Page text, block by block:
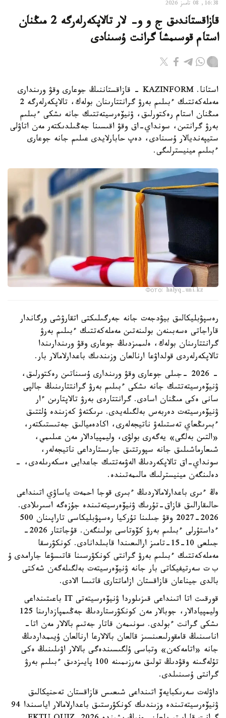
16:38, 08 تامىز 2026
قازاقستاندىق ج و و- لار تالاپكەرلەرگە 2 مىڭنان
استام قوسىمشا گرانت ۇسىنادى
استانا. KAZINFORM - قازاقستاننىڭ جوعارى وقۋ ورىندارى
مەملەكەتتىك ءبىلىم بەرۋ گرانتتارىنان بولەك، تالاپكەرلەرگە 2
مىڭنان استام رەكتورلىق، ۋنيۆەرسيتەتتىك جانە ىشكى ءبىلىم
بەرۋ گرانتىن، سونداي-اق وقۋ اقىسىنا جەڭىلدىكتەر مەن اتاۋلى
ستيپەنديالار ۇسىنادى، دەپ حابارلايدى عىلىم جانە جوعارى
ءبىلىم مينيسترلىگى.
Фото: halyq-uni.kz
رەسپۋبليكالىق بيۋدجەت جانە جەرگىلىكتى اتقارۋشى ورگاندار
قاراجاتى ەسەبىنەن بولىنەتىن مەملەكەتتىك ءبىلىم بەرۋ
گرانتتارىنان بولەك، ەلىمىزدىڭ جوعارى وقۋ ورىندارىندا
تالاپكەرلەردى قولداۋعا ارنالعان وزىندىك باعدارلامالار بار.
- 2026 -جىلى جوعارى وقۋ ورىندارى ۇسىناتىن رەكتورلىق،
ۋنيۆەرسيتەتتىك جانە ىشكى ءبىلىم بەرۋ گرانتتارىنىڭ جالپى
سانى ەكى مىڭنان اسادى. گرانتتاردى بەرۋ تالاپتارىن ءار
ۋنيۆەرسيتەت دەربەس بەلگىلەيدى. ىرىكتەۋ كەزىندە ۇلتتىق
ءبىرىڭعاي تەستىلەۋ ناتيجەلەرى، اكادەميالىق جەتىستىكتەر،
«التىن بەلگى» يەگەرى بولۋى، وليمپيادالار مەن عىلىمي،
شىعارماشىلىق جانە سپورتتىق جارىستارداعى ناتيجەلەر،
سونداي-اق تالاپكەردىڭ الەۋمەتتىك جاعدايى ەسكەرىلەدى، -
دەلىنگەن مينيسترلىك مالىمەتىندە.
ەڭ ءىرى باعدارلامالاردىڭ ءبىرى قوجا احمەت ياساۋي اتىنداعى
حالىقارالىق قازاق-تۇرىك ۋنيۆەرسيتەتىندە جۇزەگە اسىرىلادى.
2026-2027 وقۋ جىلىنا تۇركيا رەسپۋبليكاسى تاراپىنان 500
ءداستۇرلى ءبىلىم بەرۋ كۆوتاسى بولىنگەن. قۇجاتتار 2026-
جىلعى 10-15-تامىز ارالىعىندا قابىلدانادى. كونكۋرسقا
مەملەكەتتىك ءبىلىم بەرۋ گرانتى كونكۋرسىنا قاتىسۋعا جارامدى ۇ
ب ت سەرتيفيكاتى بار جانە ۋنيۆەرسيتەت بەلگىلەگەن شەكتى
بالدى جيناعان قازاقستان ازاماتتارى قاتىسا الادى.
قورقىت اتا اتىنداعى قىزىلوردا ۋنيۆەرسيتەتى IT باعىتىنداعى
وليمپيادالار، جوبالار مەن كونكۋرستاردىڭ جەڭىمپازدارىنا 125
ىشكى گرانت ءبولدى. سونىمەن قاتار جەتىم بالالار مەن اتا-
اناسىنىڭ قامقورلىعىنسىز قالعان بالالارعا ارنالعان ۇيىمداردىڭ
جانە «اتامەكەن» وتباسى ۇلگىسىندەگى بالالار اۋىلىنىڭ ەكى
تۇلەگىنە وقۋدىڭ تولىق مەرزىمىنە 100 پايىزدىق ءبىلىم بەرۋ
گرانتى ۇسىنىلدى.
داۋلەت سەرىكبايەۆ اتىنداعى شىعىس قازاقستان تەحنيكالىق
ۋنيۆەرسيتەتىندە وزىندىك كونكۋرستىق باعدارلامالار اياسىندا 94